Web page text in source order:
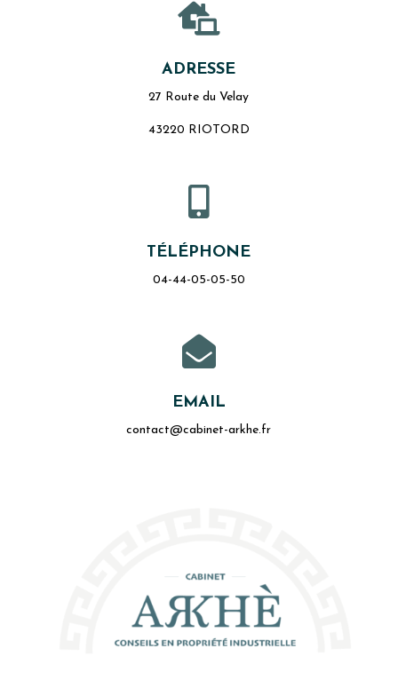

ADRESSE
27 Route du Velay
43220 RIOTORD

TÉLÉPHONE
04-44-05-05-50

EMAIL
contact@cabinet-arkhe.fr